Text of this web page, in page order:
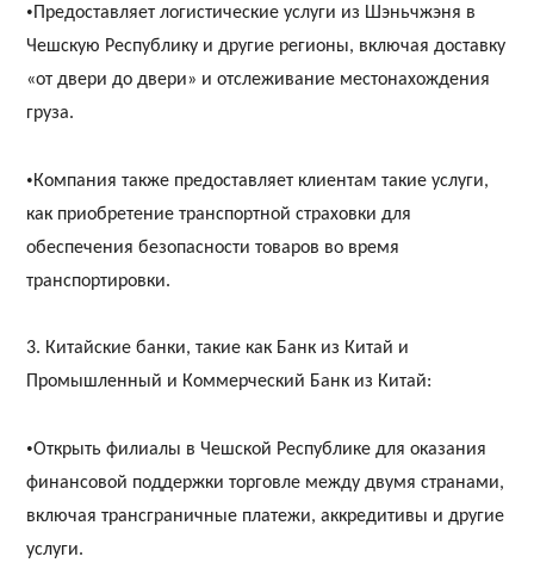
• Предоставляет логистические услуги из Шэньчжэня в
Чешскую Республику и другие регионы, включая доставку
«от двери до двери» и отслеживание местонахождения
груза.
•Компания также предоставляет клиентам такие услуги,
как приобретение транспортной страховки для
обеспечения безопасности товаров во время
транспортировки.
3. Китайские банки, такие как Банк из Китай и
Промышленный и Коммерческий Банк из Китай:
•Открыть филиалы в Чешской Республике для оказания
финансовой поддержки торговле между двумя странами,
включая трансграничные платежи, аккредитивы и другие
услуги.